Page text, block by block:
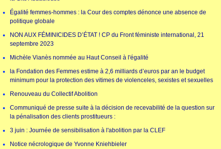
Égalité femmes-hommes : la Cour des comptes dénonce une absence de
politique globale
NON AUX FÉMINICIDES D’ÉTAT ! CP du Front féministe international, 21
septembre 2023
Michèle Vianès nommée au Haut Conseil à l'égalité
la Fondation des Femmes estime à 2,6 milliards d’euros par an le budget
minimum pour la protection des vitimes de violenceles, sexistes et sexuelles
Renouveau du Collectif Abolition
Communiqué de presse suite à la décision de recevabilité de la question sur
la pénalisation des clients prostitueurs :
3 juin : Journée de sensibilisation à l'abolition par la CLEF
Notice nécrologique de Yvonne Kniehbieler